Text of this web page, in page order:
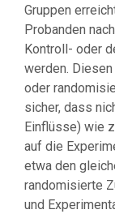
Gruppen
Probanden
Kontroll- oder
werden.
oder
sicher, dass
Einflüsse) wie
auf die
etwa den
randomisierte
und